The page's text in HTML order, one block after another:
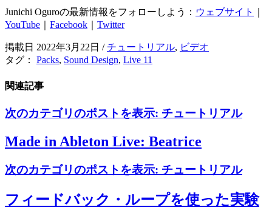
Junichi Oguroの最新情報をフォローしよう： ウェブサイト
YouTube
Facebook Twitter
掲載日 2022年3月22日 /チュートリアル, ビデオ
タグ： Packs, Sound Design, Live 11
関連記事
次のカテゴリのポストを表示: チュートリアル
Made in Ableton Live: Beatrice
次のカテゴリのポストを表示: チュートリアル
フィードバック・ループを使った実験